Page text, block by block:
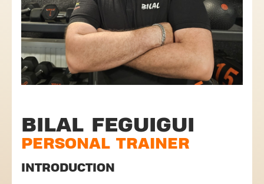
BILAL FEGUIGUI
PERSONAL TRAINER
INTRODUCTION